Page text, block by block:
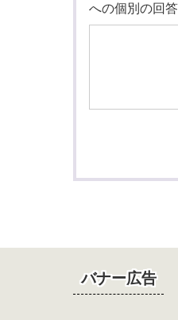
への個別の回
バナー広告